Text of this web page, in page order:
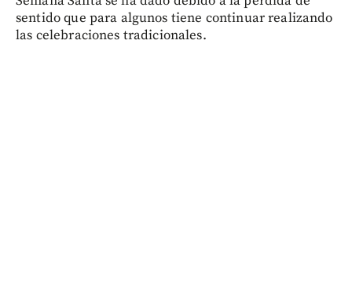
sentido que para algunos tiene continuar realizando
las celebraciones tradicionales.